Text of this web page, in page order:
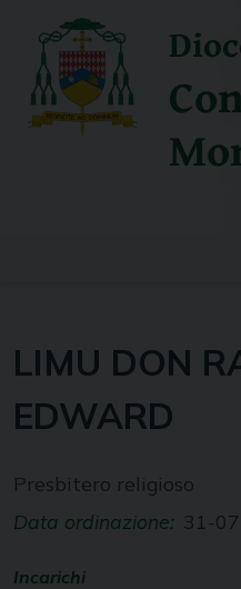
content
LIMU DON
EDWARD
Presbitero religioso
Data ordinazione: 31-
Incarichi